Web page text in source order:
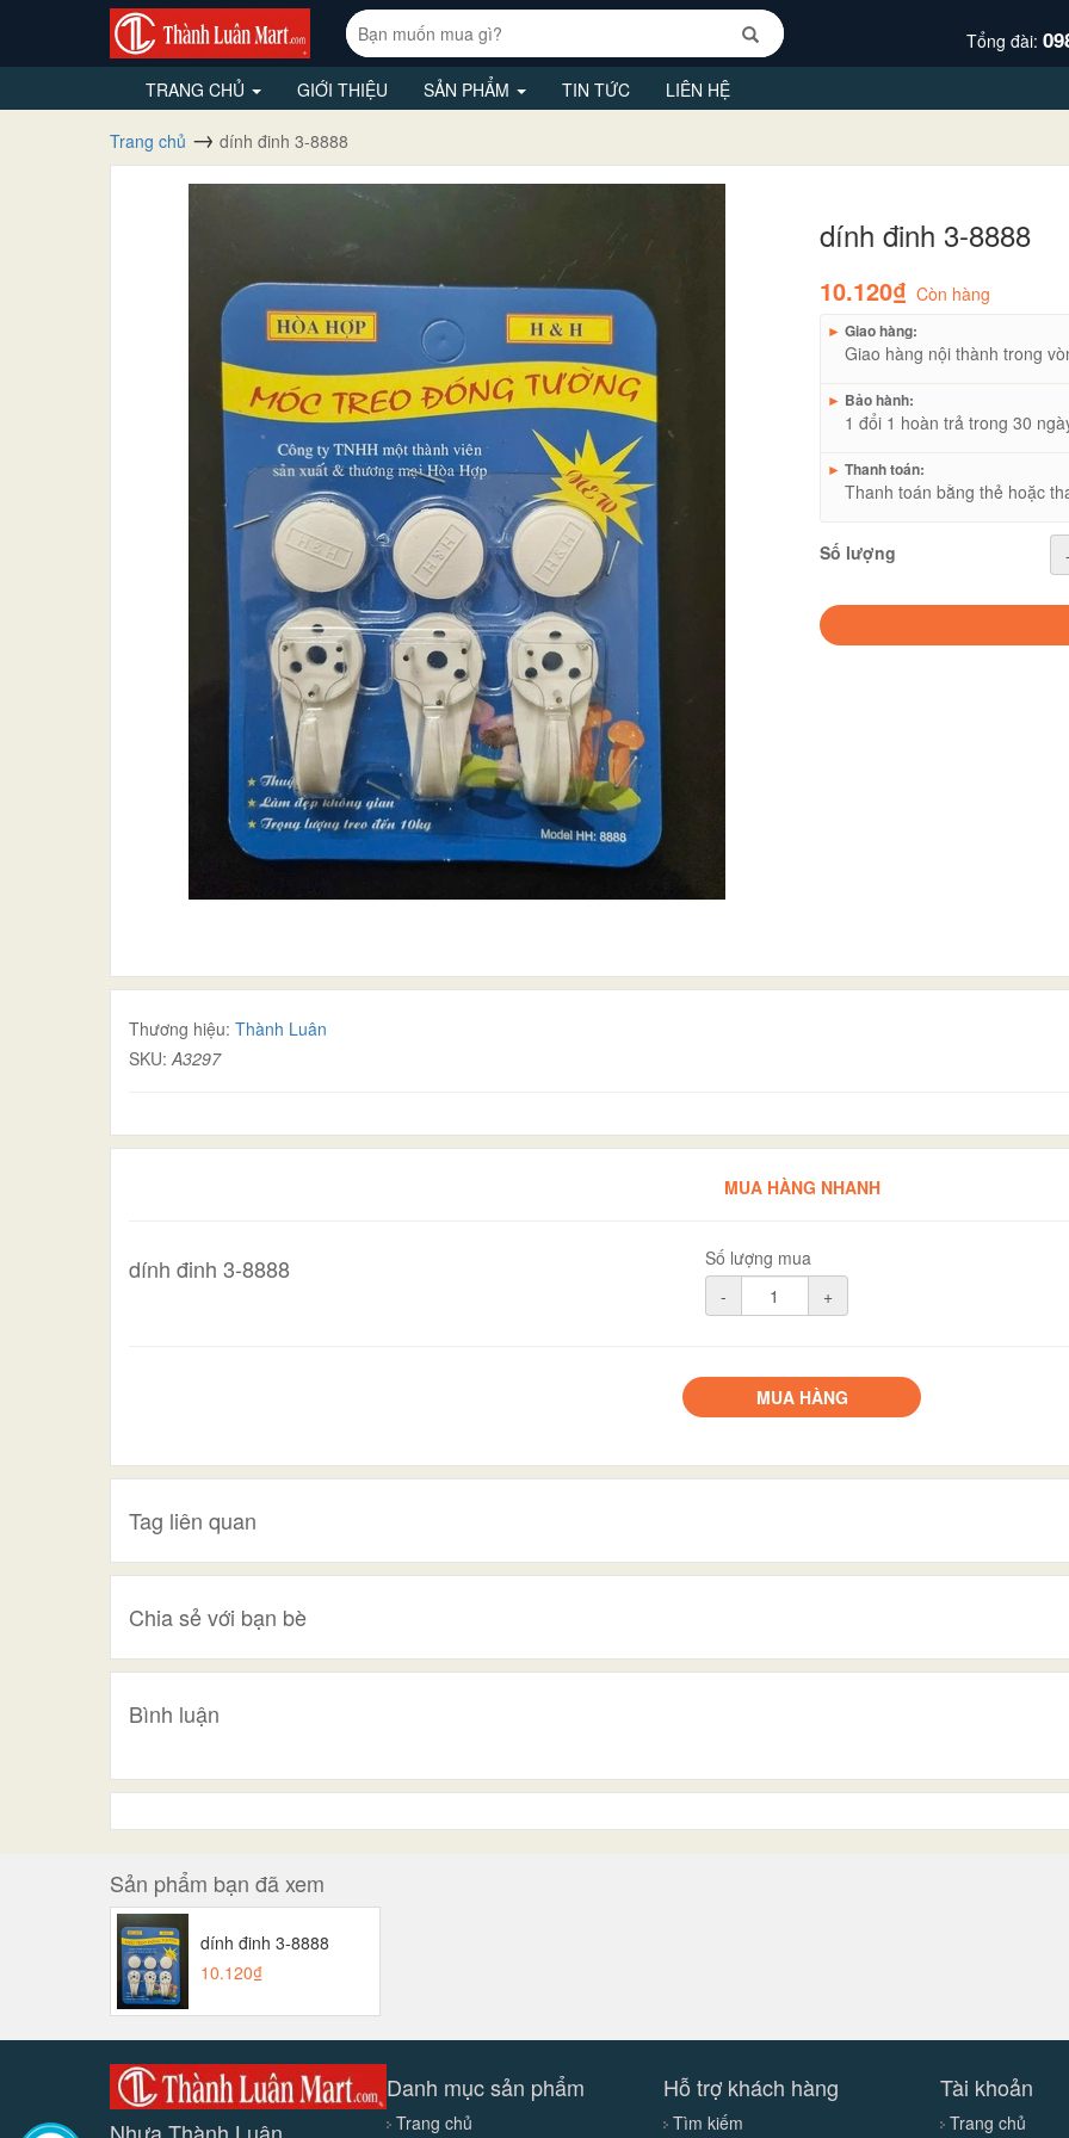
Tổng đài:
TRANG CHỦ GIỚI THIỆU SẢN PHẨM TIN TỨC LIÊN HỆ
Trang chủ dính đinh 3-8888
dính đinh 3-8888
10.120₫ Còn hàng
► Giao hàng:
Giao hàng nội thành trong
► Bảo hành:
1 đổi 1 hoàn trả trong 30
► Thanh toán:
Thanh toán bằng thẻ hoặc
Số lượng -
Thương hiệu: Thành Luân
SKU: A3297
MUA HÀNG NHANH
dính đinh 3-8888
Số lượng mua
-
+
MUA HÀNG
Tag liên quan
Chia sẻ với bạn bè
Bình luận
Sản phẩm bạn đã xem
dính đinh 3-8888
10.120₫
Nhựa Thành Luân
Danh mục sản phẩm
Trang chủ
Hỗ trợ khách hàng
Tìm kiếm
Tài khoản
Trang chủ